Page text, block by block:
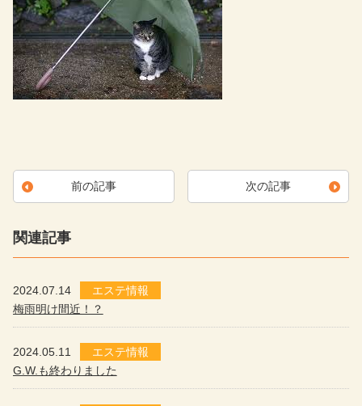
前の記事 次の記事
関連記事
2024.07.14
エステ情報
梅雨明け間近！？
2024.05.11
エステ情報
G.W.も終わりました